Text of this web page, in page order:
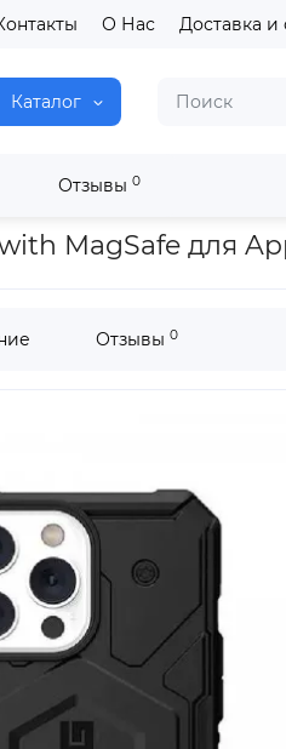
О Нас Доставка и
Каталог
Отзывы 0
для Apple iPhone 14 Pro
MagSafe для
Отзывы 0